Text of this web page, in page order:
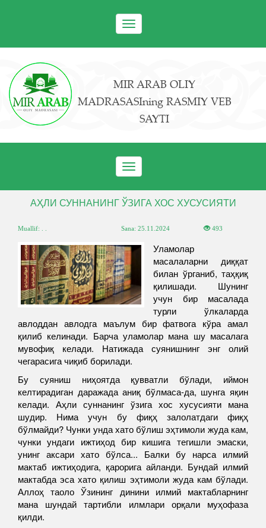
Toggle
navigation
MIR ARAB OLIY
MADRASASIning RASMIY VEB
SAYTI
Toggle
navigation
АҲЛИ СУННАНИНГ ЎЗИГА ХОС ХУСУСИЯТИ
Muallif: . . Sana:25.11.2024 493
Уламолар
масалаларни диққат
билан ўрганиб, таҳқиқ
қилишади. Шунинг
учун бир масалада
турли ўлкаларда
авлоддан авлодга маълум бир фатвога кўра амал
қилиб келинади. Барча уламолар мана шу масалага
мувофиқ келади. Натижада суянишнинг энг олий
чегарасига чиқиб борилади.
Бу суяниш ниҳоятда қувватли бўлади, иймон
келтирадиган даражада аниқ бўлмаса-да, шунга яқин
келади. Аҳли суннанинг ўзига хос хусусияти мана
шудир. Нима учун бу фиқҳ залолатдаги фиқҳ
бўлмайди? Чунки унда хато бўлиш эҳтимоли жуда кам,
чунки ундаги ижтиҳод бир кишига тегишли эмаски,
унинг аксари хато бўлса... Балки бу нарса илмий
мактаб ижтиҳодига, қарорига айланди. Бундай илмий
мактабда эса хато қилиш эҳтимоли жуда кам бўлади.
Аллоҳ таоло Ўзининг динини илмий мактабларнинг
мана шундай тартибли илмлари орқали муҳофаза
қилди.